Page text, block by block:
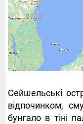
Сейшельські
відпочинком,
бунгало в тіні